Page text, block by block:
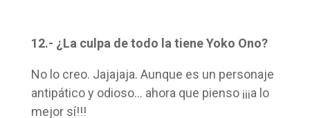
12.- ¿La culpa de todo la tiene Yoko Ono?
No lo creo. Jajajaja. Aunque es un personaje
antipático y odioso… ahora que pienso ¡¡¡a lo
mejor sí!!!